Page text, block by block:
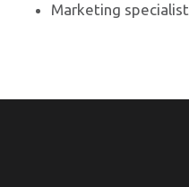
Marketing specialist